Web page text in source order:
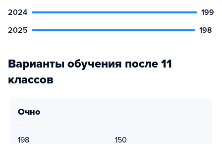
2024
199
2025
198
Варианты обучения после 11
классов
очно
198 150